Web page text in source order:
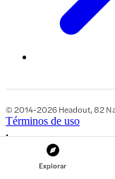
Explorar
© 2014-2026 Headout, 82
Términos de uso
•
Política de privacidad
Datos de la empresa